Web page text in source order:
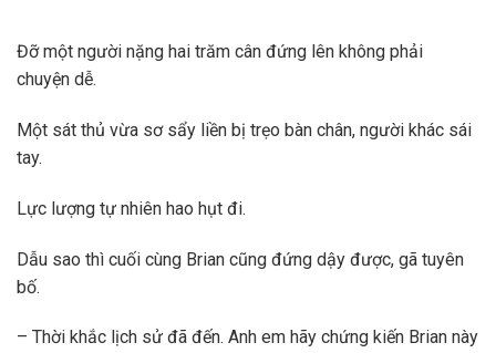
Đỡ một người nặng hai trăm cân đứng lên không phải
chuyện dễ.
Một sát thủ vừa sơ sẩy liền bị trẹo bàn chân, người khác sái
tay.
Lực lượng tự nhiên hao hụt đi.
Dẫu sao thì cuối cùng Brian cũng đứng dậy được, gã tuyên
bố.
– Thời khắc lịch sử đã đến. Anh em hãy chứng kiến Brian này